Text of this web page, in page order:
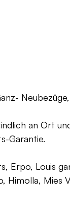
an Ort
Garantie.
Louis
Himolla, Mies